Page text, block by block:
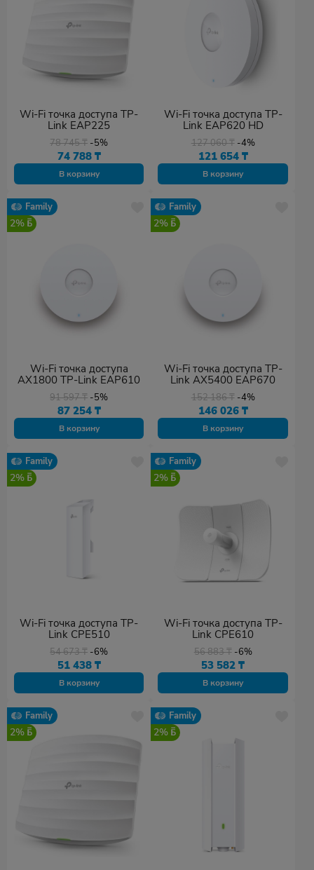
Wi-Fi точка доступа TP-
Link EAP225
78 745₸ -5%
74 788 ₸
В корзину
Wi-Fi точка доступа TP-
Link EAP620 HD
127 060₸ -4%
121 654 ₸
В корзину
Family
2%
Wi-Fi точка доступа
AX1800 TP-Link EAP610
91 597₸ -5%
87 254 ₸
В корзину
Family
2%
Wi-Fi точка доступа TP-
Link AX5400 EAP670
152 186₸ -4%
146 026 ₸
В корзину
Family
2%
Wi-Fi точка доступа TP-
Link CPE510
54 673₸ -6%
51 438 ₸
В корзину
Family
2%
Wi-Fi точка доступа TP-
Link CPE610
56 883₸ -6%
53 582₸
В корзину
Family
2%
Family
2%